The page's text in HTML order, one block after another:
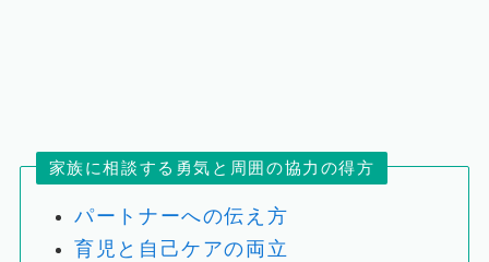
家族に相談する勇気と周囲の協力の得方
パートナーへの伝え方
育児と自己ケアの両立